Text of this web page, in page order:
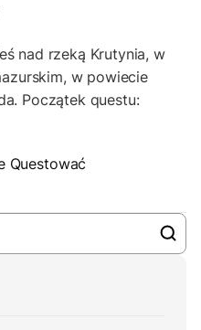
nad rzeką Krutynia, w
w powiecie
Początek questu:
Questować